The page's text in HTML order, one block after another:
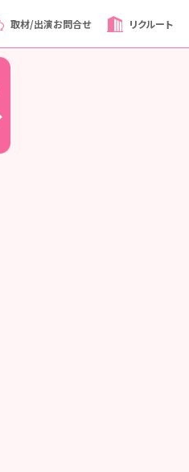
取材/出演お問合せ リクルート